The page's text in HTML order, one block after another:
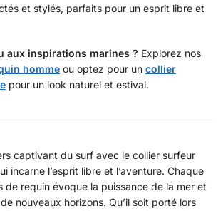
et stylés, parfaits pour un esprit libre et
aux inspirations marines ? Explorez nos
homme ou optez pour un collier
pour un look naturel et estival.
captivant du surf avec le collier surfeur
incarne l’esprit libre et l’aventure. Chaque
de requin évoque la puissance de la mer et
nouveaux horizons. Qu’il soit porté lors